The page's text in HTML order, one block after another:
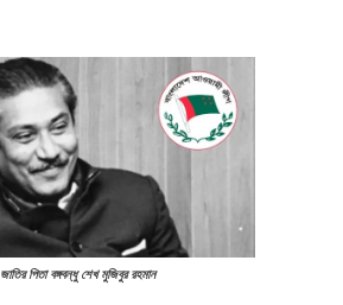
জাতির পিতা বঙ্গবন্ধু শেখ মুজিবুর রহমান